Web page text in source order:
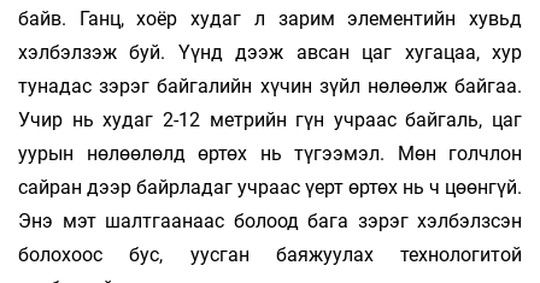
байв. Ганц, хоёр худаг л зарим элементийн хувьд
хэлбэлзэж буй. Үүнд дээж авсан цаг хугацаа, хур
тунадас зэрэг байгалийн хүчин зүйл нөлөөлж байгаа.
Учир нь худаг 2-12 метрийн гүн учраас байгаль, цаг
уурын нөлөөлөлд өртөх нь түгээмэл. Мөн голчлон
сайран дээр байрладаг учраас үерт өртөх нь ч цөөнгүй.
Энэ мэт шалтгаанаас болоод бага зэрэг хэлбэлзсэн
болохоос бус, уусган бая­жуулах технологитой